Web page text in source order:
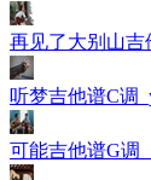
再见了大别山吉
听梦吉他谱C调
可能吉他谱G调